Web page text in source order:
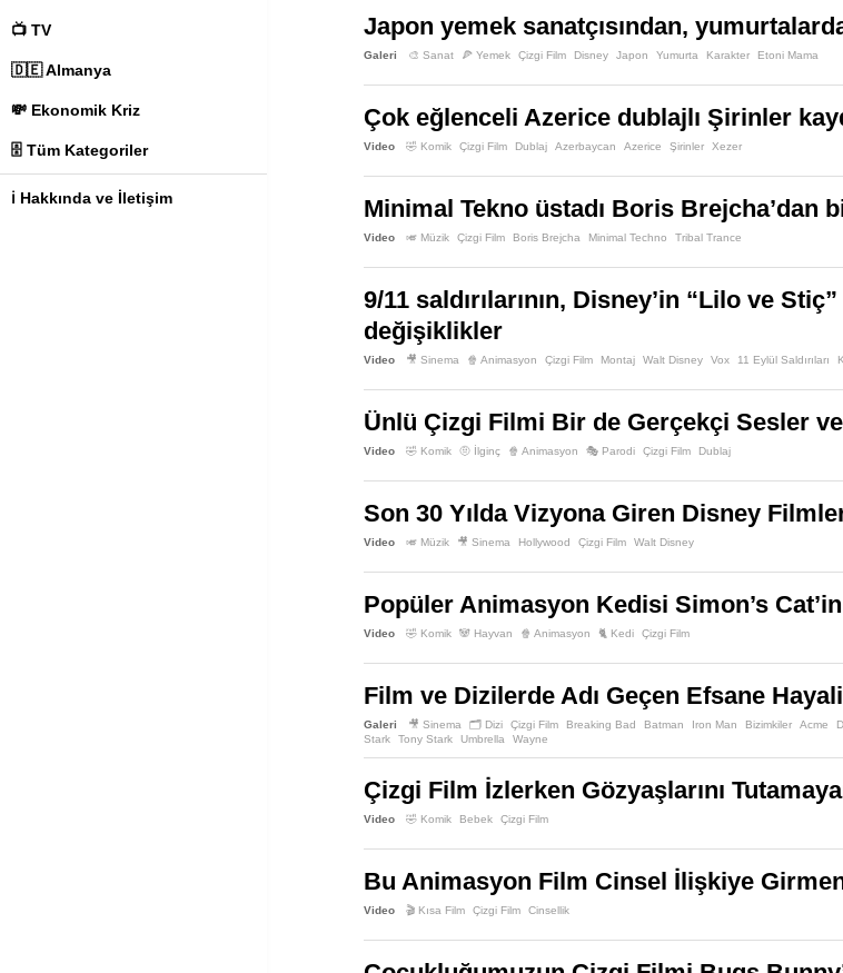
📺 TV
🇩🇪 Almanya
💸 Ekonomik Kriz
🗄️ Tüm Kategoriler
ℹ️ Hakkında ve İletişim
Japon yemek sanatçısından,
Galeri 🎨 Sanat 🍕 Yemek Çizgi Film Disney Japon Yumurta Karakter Etoni Mama
Çok eğlenceli Azerice dublajlı Şirinler
Video 🤣 Komik Çizgi Film Dublaj Azerbaycan Azerice Şirinler Xezer
Minimal Tekno üstadı Boris Brejcha’dan
Video 🎺 Müzik Çizgi Film Boris Brejcha Minimal Techno Tribal Trance
9/11 saldırılarının, Disney’in “Lilo ve
değişiklikler
Video 🎥 Sinema 🍿 Animasyon Çizgi Film Montaj Walt Disney Vox 11 Eylül Saldırıları
Ünlü Çizgi Filmi Bir de Gerçekçi Sesler
Video 🤣 Komik 🤨 İlginç 🍿 Animasyon 🎭 Parodi Çizgi Film Dublaj
Son 30 Yılda Vizyona Giren Disney
Video 🎺 Müzik 🎥 Sinema Hollywood Çizgi Film Walt Disney
Popüler Animasyon Kedisi Simon’s
Video 🤣 Komik 🐼 Hayvan 🍿 Animasyon 🐈 Kedi Çizgi Film
Film ve Dizilerde Adı Geçen Efsane
Galeri 🎥 Sinema 🗂️ Dizi Çizgi Film Breaking Bad Batman Iron Man Bizimkiler Acme
Stark
Tony Stark Umbrella Wayne
Çizgi Film İzlerken Gözyaşlarını
Video 🤣 Komik Bebek Çizgi Film
Bu Animasyon Film Cinsel İlişkiye
Video 🎬 Kısa Film Çizgi Film Cinsellik